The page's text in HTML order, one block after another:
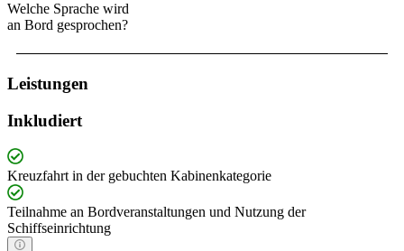
Welche Sprache wird
an Bord gesprochen?
Leistungen
Inkludiert
Kreuzfahrt in der gebuchten Kabinenkategorie
Teilnahme an Bordveranstaltungen und Nutzung der
Schiffseinrichtung